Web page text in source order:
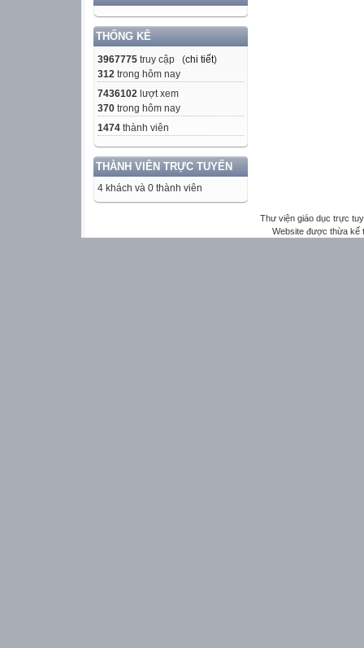
THỐNG KÊ
3967775 truy cập (chi tiết)
312 trong hôm nay
7436102 lượt xem
370 trong hôm nay
1474 thành viên
THÀNH VIÊN TRỰC TUYẾN
4 khách và 0 thành viên
Thư viện giáo dục trực
Website được thừa kế